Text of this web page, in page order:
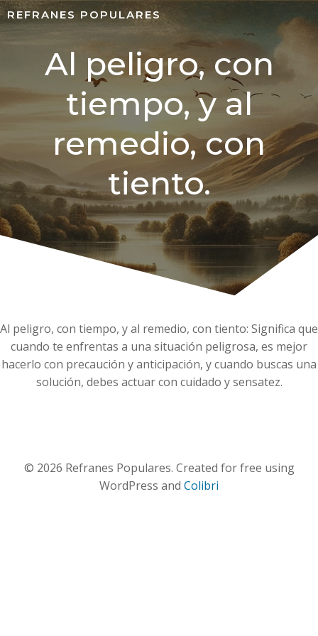
REFRANES POPULARES
Al peligro, con
tiempo, y al
remedio, con
tiento.
Al peligro, con tiempo, y al remedio, con tiento: Significa que
cuando te enfrentas a una situación peligrosa, es mejor
hacerlo con precaución y anticipación, y cuando buscas una
solución, debes actuar con cuidado y sensatez.
© 2026 Refranes Populares. Created for free using
WordPress and Colibri